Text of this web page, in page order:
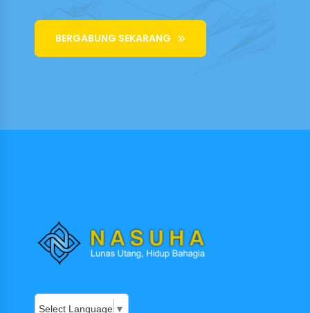
BERGABUNG SEKARANG
Select Language ▼